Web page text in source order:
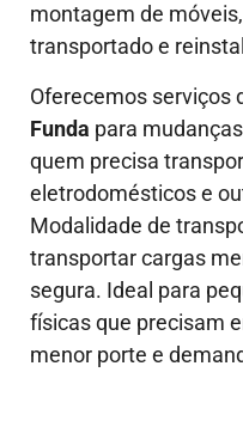
montagem de
transportado e
Oferecemos serviços
Funda para
quem precisa
eletrodomésticos e
Modalidade de
transportar cargas
segura. Ideal para
físicas que precisam
menor porte e